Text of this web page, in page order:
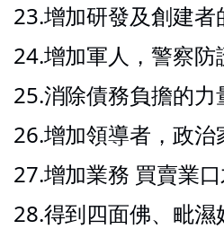
23.增加研發及創建者
24.增加軍人，警察防
25.消除債務負擔的力
26.增加領導者，政治
27.增加業務 買賣業
28.得到四面佛、毗濕